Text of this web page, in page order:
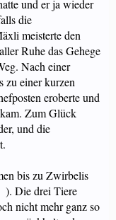
und er ja wieder
die
meisterte den
Ruhe das Gehege
Nach einer
zu einer kurzen
eroberte und
Zum Glück
und die
bis zu Zwirbelis
). Die drei Tiere
nicht mehr ganz so